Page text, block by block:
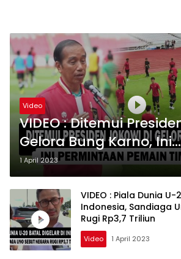
Video
VIDEO : Ditemui
Gelora Bung Karno, Ini
Permintaan Pemain
1 April 2023
VIDEO : Piala Dunia
Indonesia, Sandiaga
Rugi Rp3,7 Triliun
Video 1 April 2023